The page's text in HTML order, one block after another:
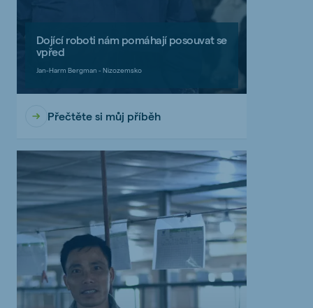
Dojící roboti nám pomáhají posouvat se
vpřed
Jan-Harm Bergman - Nizozemsko
Přečtěte si můj příběh